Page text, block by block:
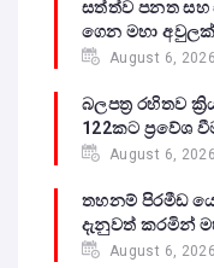
සත්ත්ව පනත සහ
ගෙන මහා
August 6, 2026
බලපත්‍ර රහිතව
122කට ප්‍රවේශ
August 6, 2026
තහනම් පිරමීඩ
දැනුවත් කරමින්
August 6, 2026